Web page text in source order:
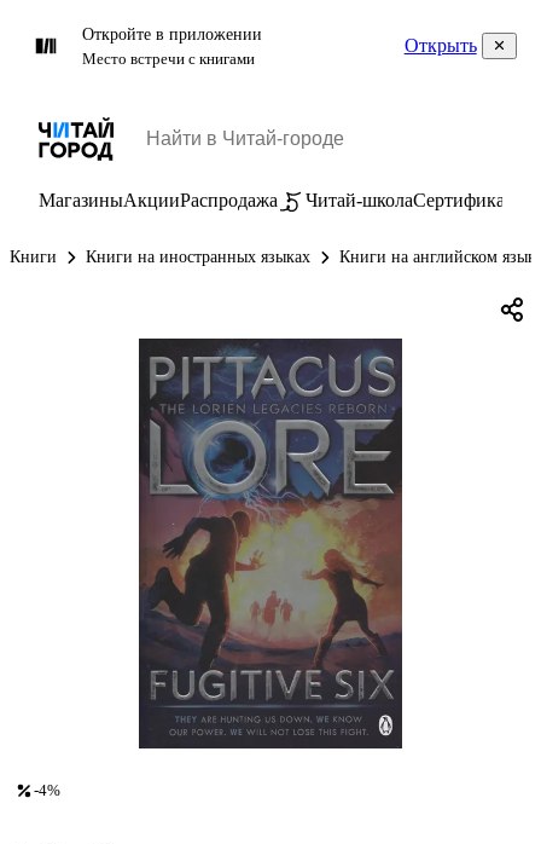
Откройте в приложении
Место встречи с книгами
Открыть
МагазиныАкцииРаспродажа Читай-школаСертификаты
Книги Книги на иностранных языках Книги на английском
-4%